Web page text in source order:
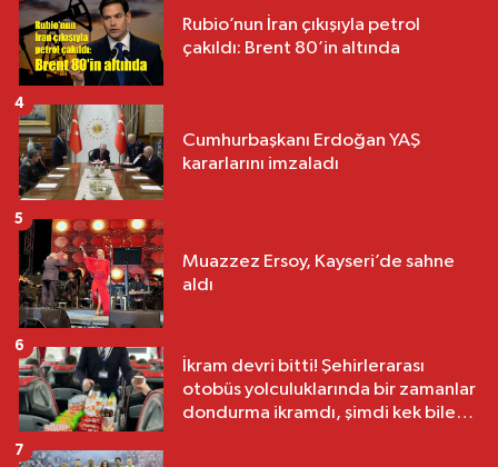
Rubio’nun İran çıkışıyla petrol
çakıldı: Brent 80’in altında
Cumhurbaşkanı Erdoğan YAŞ
kararlarını imzaladı
4
Muazzez Ersoy, Kayseri’de sahne
aldı
5
İkram devri bitti! Şehirlerarası
otobüs yolculuklarında bir zamanlar
dondurma ikramdı, şimdi kek bile
6
7